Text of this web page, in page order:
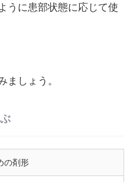
うに患部状態に応じて使
ましょう。
の剤形